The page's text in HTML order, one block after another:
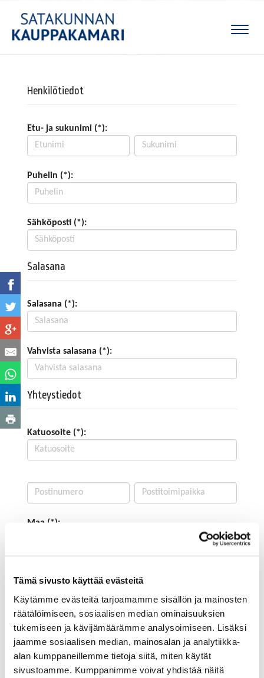
Tämä sivusto käyttää evästeitä
Käytämme evästeitä tarjoamamme sisällön ja mainosten
räätälöimiseen, sosiaalisen median ominaisuuksien
tukemiseen ja kävijämäärämme analysoimiseen. Lisäksi
jaamme sosiaalisen median, mainosalan ja analytiikka-
alan kumppaneillemme tietoja siitä, miten käytät
sivustoamme. Kumppanimme voivat yhdistää näitä
Henkilötiedot
Etu- ja sukunimi (*):
Puhelin (*):
Sähköposti (*):
Salasana
Salasana (*):
Vahvista salasana (*):
Yhteystiedot
Katuosoite (*):
Maa (*):
Haluan tilata Satakunnan kauppakamari
uutiskirjeen
Olen lukenut Satakunnan kauppakamarin
tietosuojaselosteenja hyväksyn henkilötietojeni
käsittelyn (*)
(*) Tieto on pakollinen